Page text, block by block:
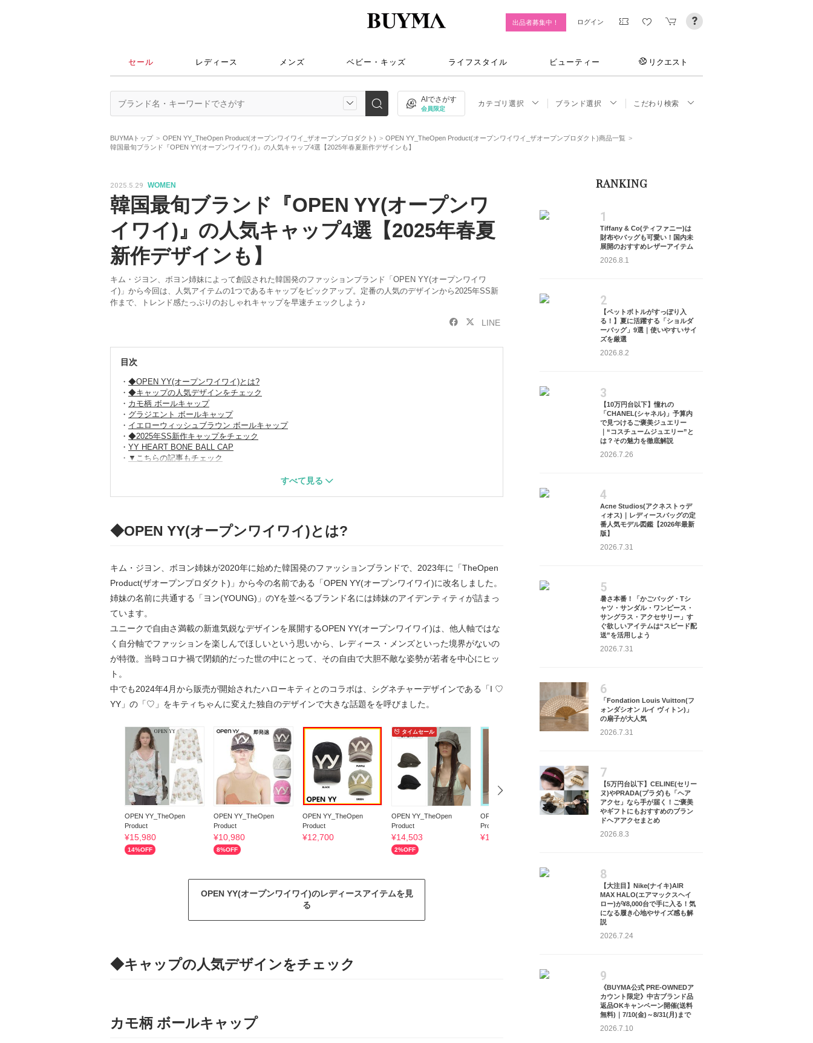
出品者募集中！ ログイン
セール レディース メンズ ベビー・キッズ ライフスタイル ビューティー リクエスト
AIでさがす
会員限定
カテゴリ選択 ブランド選択 こだわり検索
BUYMAトップ OPEN YY_TheOpen Product(オープンワイワイ_ザオープンプロダクト)
OPEN YY_TheOpen Product(オープンワイワイ_ザオープンプロダクト)商品一覧
韓国最旬ブランド『OPEN YY(オープンワイワイ)』の人気キャップ4選【2025年春夏新作デザインも】
2025.5.29 WOMEN
韓国最旬ブランド『OPEN YY(オープンワ
イワイ)』の人気キャップ4選【2025年春夏
新作デザインも】
キム・ジヨン、ボヨン姉妹によって創設された韓国発のファッションブランド「OPEN YY(オープンワイワ
イ)」から今回は、人気アイテムの1つであるキャップをピックアップ。定番の人気のデザインから2025年SS新
作まで、トレンド感たっぷりのおしゃれキャップを早速チェックしよう♪
LINE
目次
◆OPEN YY(オープンワイワイ)とは?
◆キャップの人気デザインをチェック
カモ柄 ボールキャップ
グラジエント ボールキャップ
イエローウィッシュブラウン ボールキャップ
◆2025年SS新作キャップをチェック
YY HEART BONE BALL CAP
▼こちらの記事もチェック
◆OPEN YY(オープンワイワイ)とは?
キム・ジヨン、ボヨン姉妹が2020年に始めた韓国発のファッションブランドで、2023年に「TheOpen
Product(ザオープンプロダクト)」から今の名前である「OPEN YY(オープンワイワイ)に改名しました。
姉妹の名前に共通する「ヨン(YOUNG)」のYを並べるブランド名には姉妹のアイデンティティが詰まっ
ています。
ユニークで自由さ満載の新進気鋭なデザインを展開するOPEN YY(オープンワイワイ)は、他人軸ではな
く自分軸でファッションを楽しんでほしいという思いから、レディース・メンズといった境界がないの
が特徴。当時コロナ禍で閉鎖的だった世の中にとって、その自由で大胆不敵な姿勢が若者を中心にヒッ
ト。
中でも2024年4月から販売が開始されたハローキティとのコラボは、シグネチャーデザインである「I ♡
YY」の「♡」をキティちゃんに変えた独自のデザインで大きな話題をを呼びました。
OPEN YY_TheOpen
Product
¥15,980
14%OFF
OPEN YY_TheOpen
Product
¥10,980
8%OFF
OPEN YY_TheOpen
Product
¥12,700
タイムセール
OPEN YY_TheOpen
Product
¥14,503
2%OFF
OPEN YY_TheOpen
Product
¥10,777
OPEN YY_TheOpen
27,000
OPEN YY_TheOpen
Product
OPEN YY(オープンワイワイ)のレディースアイテムを見
る
◆キャップの人気デザインをチェック
カモ柄 ボールキャップ
RANKING
1
Tiffany & Co(ティファニー)は
財布やバッグも可愛い！国内未
展開のおすすめレザーアイテム
2026.8.1
2
【ペットボトルがすっぽり入
る！】夏に活躍する「ショルダ
ーバッグ」9選｜使いやすいサイ
ズを厳選
2026.8.2
3
【10万円台以下】憧れの
「CHANEL(シャネル)」予算内
で見つけるご褒美ジュエリー
｜“コスチュームジュエリー”と
は？その魅力を徹底解説
2026.7.26
4
Acne Studios(アクネストゥデ
ィオス)｜レディースバッグの定
番人気モデル図鑑【2026年最新
版】
2026.7.31
5
暑さ本番！「かごバッグ・Tシ
ャツ・サンダル・ワンピース・
サングラス・アクセサリー」す
ぐ欲しいアイテムは“スピード配
送”を活用しよう
2026.7.31
6
「Fondation Louis Vuitton(フ
ォンダシオン ルイ ヴィトン)」
の扇子が大人気
2026.7.31
7
【5万円台以下】CELINE(セリー
ヌ)やPRADA(プラダ)も「ヘア
アクセ」なら手が届く！ご褒美
やギフトにもおすすめのブラン
ドヘアアクセまとめ
2026.8.3
8
【大注目】Nike(ナイキ)AIR
MAX HALO(エアマックスヘイ
ロー)が¥8,000台で手に入る！気
になる履き心地やサイズ感も解
説
2026.7.24
9
《BUYMA公式 PRE-OWNEDア
カウント限定》中古ブランド品
返品OKキャンペーン開催(送料
無料)｜7/10(金)～8/31(月)まで
2026.7.10